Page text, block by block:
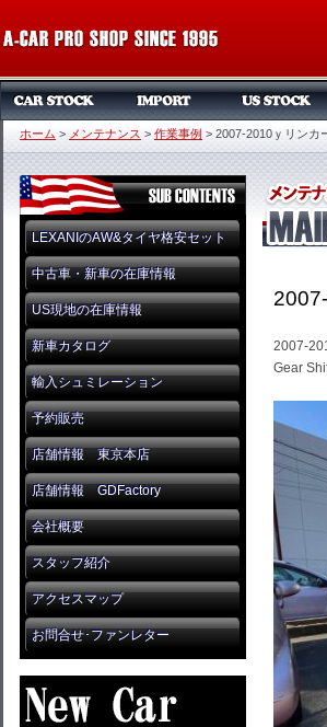
ホーム > メンテナンス > 作業事例 > 2007-2010ｙリンカ
LEXANIのAW&タイヤ格安セット
中古車・新車の在庫情報
US現地の在庫情報
新車カタログ
輸入シュミレーション
予約販売
店舗情報 東京本店
店舗情報 GDFactory
会社概要
スタッフ紹介
アクセスマップ
お問合せ･ファンレター
2007-
Gear